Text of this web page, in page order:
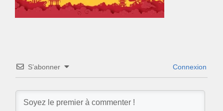
S’abonner Connexion